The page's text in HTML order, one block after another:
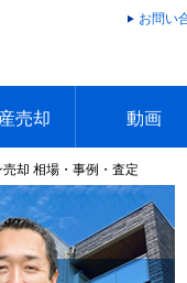
お問い
売却
売却トップ
料査定
売却の流れ
売却 Q&A
らの不動産売買
動画
住まなび
TVCMギャ
放送スケジ
お客様の声
却 相場・事例・査定